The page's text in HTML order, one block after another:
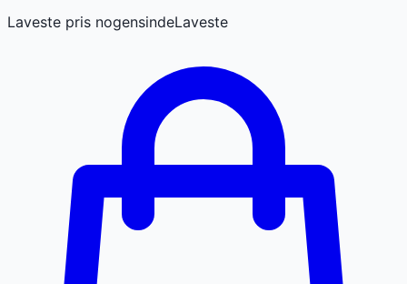
Laveste pris nogensindeLaveste